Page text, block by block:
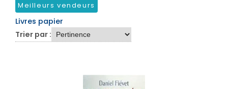
Meilleurs vendeurs
Livres papier
Trier par :